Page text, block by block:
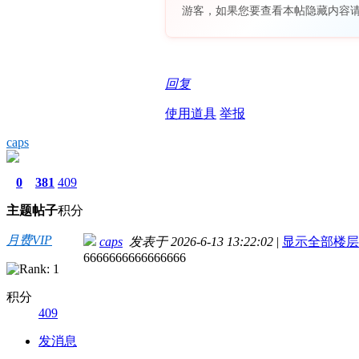
游客，如果您要查看本帖隐藏内容
回复
使用道具 举报
caps
0
主题
381
帖子
409
积分
月费VIP
积分
409
发消息
caps 发表于 2026-6-13 13:22:02 | 显示全部楼层
6666666666666666